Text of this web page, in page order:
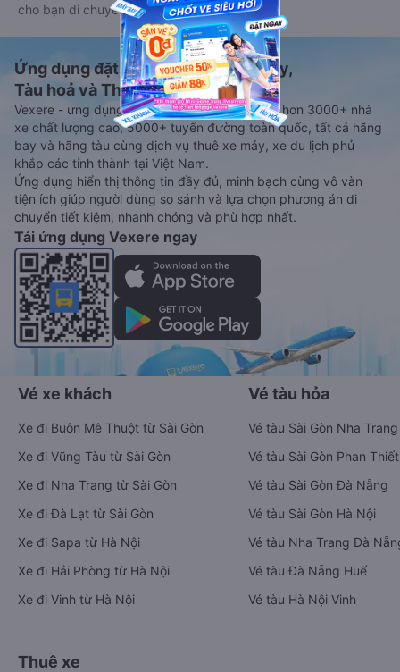
cho bạn di chuyển.
Ứng dụng đặt vé Xe khách, Máy bay,
Tàu hoả và Thuê xe
Vexere - ứng dụng đặt vé đa phương tiện với hơn 3000+ nhà
xe chất lượng cao, 5000+ tuyến đường toàn quốc, tất cả hãng
bay và hãng tàu cùng dịch vụ thuê xe máy, xe du lịch phủ
khắp các tỉnh thành tại Việt Nam.
Ứng dụng hiển thị thông tin đầy đủ, minh bạch cùng vô vàn
tiện ích giúp người dùng so sánh và lựa chọn phương án di
chuyển tiết kiệm, nhanh chóng và phù hợp nhất.
Tải ứng dụng Vexere ngay
Vé xe khách
Xe đi Buôn Mê Thuột từ Sài Gòn
Xe đi Vũng Tàu từ Sài Gòn
Xe đi Nha Trang từ Sài Gòn
Xe đi Đà Lạt từ Sài Gòn
Xe đi Sapa từ Hà Nội
Xe đi Hải Phòng từ Hà Nội
Xe đi Vinh từ Hà Nội
Vé tàu hỏa
Vé tàu Sài Gòn Nha Trang
Vé tàu Sài Gòn Phan Thiết
Vé tàu Sài Gòn Đà Nẵng
Vé tàu Sài Gòn Hà Nội
Vé tàu Nha Trang Đà
Vé tàu Đà Nẵng Huế
Vé tàu Hà Nội Vinh
Thuê xe